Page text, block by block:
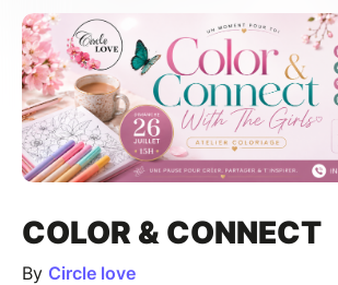
COLOR & CONNECT
By Circle love